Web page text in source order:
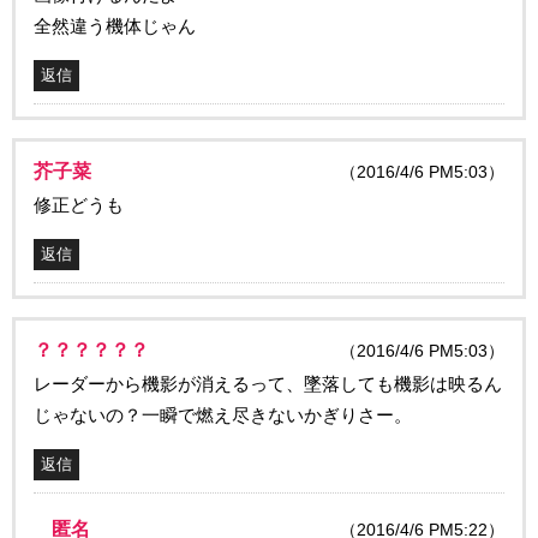
全然違う機体じゃん
返信
芥子菜 （2016/4/6 PM5:03）
修正どうも
返信
？？？？？？ （2016/4/6 PM5:03）
レーダーから機影が消えるって、墜落しても機影は映るん
じゃないの？一瞬で燃え尽きないかぎりさー。
返信
匿名 （2016/4/6 PM5:22）